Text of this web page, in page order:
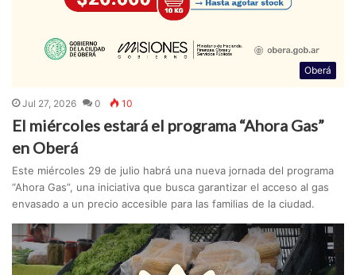
Oberá
Jul 27, 2026 0 10
El miércoles estará el programa “Ahora Gas”
en Oberá
Este miércoles 29 de julio habrá una nueva jornada del programa
“Ahora Gas”, una iniciativa que busca garantizar el acceso al gas
envasado a un precio accesible para las familias de la ciudad.